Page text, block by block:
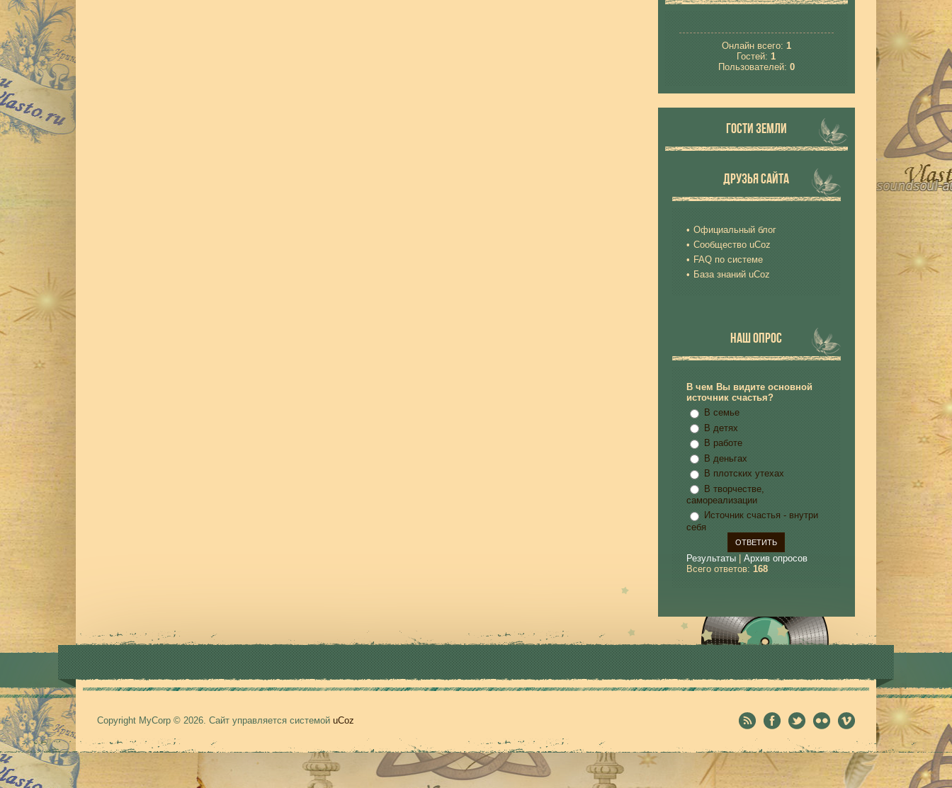
Онлайн всего: 1
Гостей:1
Пользователей: 0
ГОСТИ ЗЕМЛИ
ДРУЗЬЯ САЙТА
Официальный блог
Сообщество uCoz
FAQ по системе
База знаний uCoz
НАШ ОПРОС
В чем Вы видите основной
источник счастья?
В семье
В детях
В работе
В деньгах
В плотских утехах
В творчестве,
самореализации
Источник счастья - внутри
себя
Результаты| Архив опросов
Всего ответов: 168
Copyright MyCorp © 2026. Сайт управляется системой uCoz